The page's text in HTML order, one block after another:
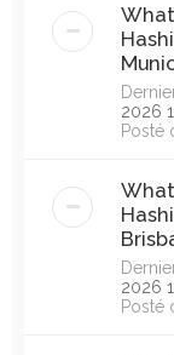
2026
Posté
2026
Posté